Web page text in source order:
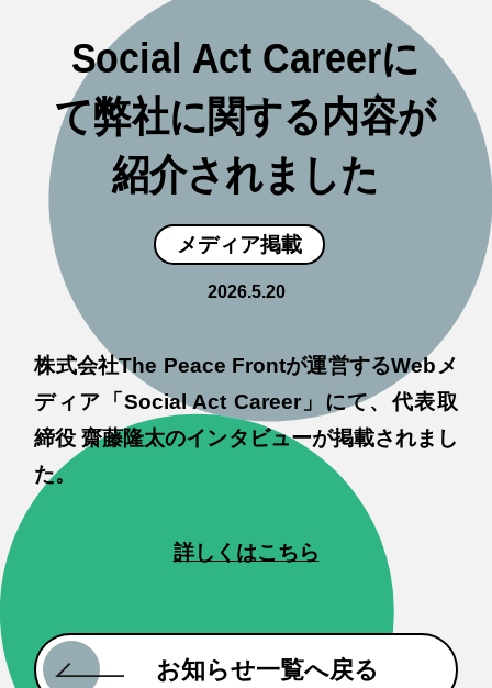
Social Act Careerに
て弊社に関する内容が
紹介されました
メディア掲載
2026.5.20
株式会社The Peace Frontが運営するWebメ
ディア「Social Act Career」にて、代表取
締役 齋藤隆太のインタビューが掲載されまし
た。
詳しくはこちら
お知らせ一覧へ戻る